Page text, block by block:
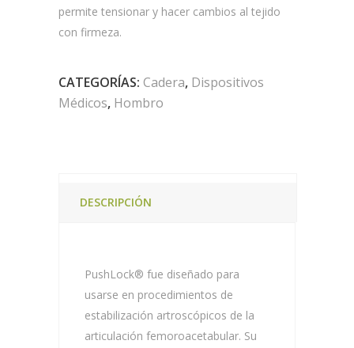
permite tensionar y hacer cambios al tejido
con firmeza.
CATEGORÍAS: Cadera, Dispositivos
Médicos, Hombro
DESCRIPCIÓN
PushLock® fue diseñado para
usarse en procedimientos de
estabilización artroscópicos de la
articulación femoroacetabular. Su